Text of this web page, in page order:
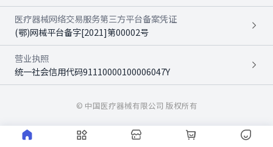
医疗器械网络交易服务第三方平台备案凭证
(鄂)网械平台备字[2021]第00002号
营业执照
统一社会信用代码91110000100006047Y
© 中国医疗器械有限公司 版权所有